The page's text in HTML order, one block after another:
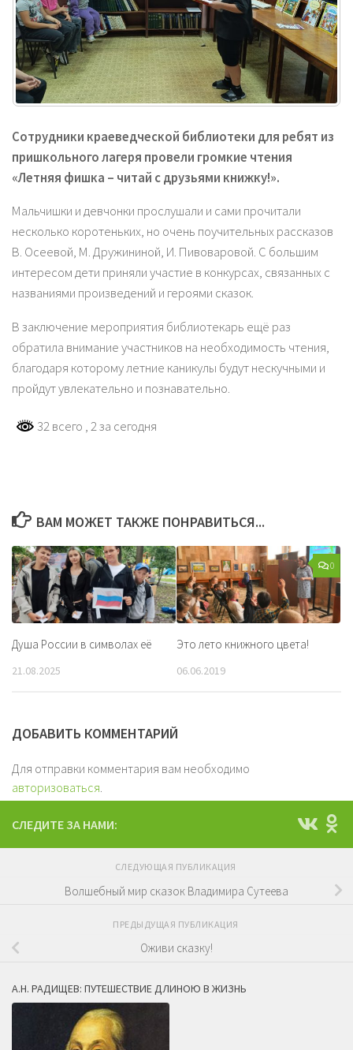
Сотрудники краеведческой библиотеки для ребят из
пришкольного лагеря провели громкие чтения
«Летняя фишка – читай с друзьями книжку!».
Мальчишки и девчонки прослушали и сами прочитали
несколько коротеньких, но очень поучительных рассказов
В. Осеевой, М. Дружининой, И. Пивоваровой. С большим
интересом дети приняли участие в конкурсах, связанных с
названиями произведений и героями сказок.
В заключение мероприятия библиотекарь ещё раз
обратила внимание участников на необходимость чтения,
благодаря которому летние каникулы будут нескучными и
пройдут увлекательно и познавательно.
32 всего , 2 за сегодня
ВАМ МОЖЕТ ТАКЖЕ ПОНРАВИТЬСЯ...
Душа России в символах её
21.08.2025
0
Это лето книжного цвета!
06.06.2019
ДОБАВИТЬ КОММЕНТАРИЙ
Для отправки комментария вам необходимо
авторизоваться
СЛЕДИТЕ ЗА НАМИ:
СЛЕДУЮЩАЯ ПУБЛИКАЦИЯ
Волшебный мир сказок Владимира Сутеева
ПРЕДЫДУЩАЯ ПУБЛИКАЦИЯ
Оживи сказку!
А.Н. РАДИЩЕВ: ПУТЕШЕСТВИЕ ДЛИНОЮ В ЖИЗНЬ